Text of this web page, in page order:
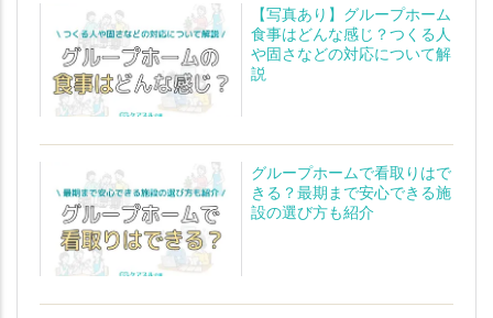
【写真あり】グループホーム
食事はどんな感じ？つくる人
や固さなどの対応について解
説
グループホームで看取りはで
きる？最期まで安心できる施
設の選び方も紹介